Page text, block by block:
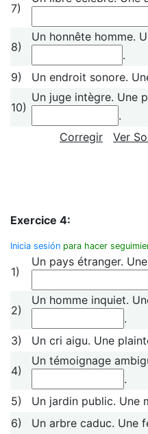
7)
8)
Un honnête homme.
.
9)
Un endroit sonore.
10)
Un juge intègre. Une
.
Corregir
Ver
Exercice 4:
Inicia sesión para hacer
1)
Un pays étranger.
2)
Un homme inquiet.
.
3)
Un cri aigu. Une
4)
Un témoignage
.
5)
Un jardin public. Une
6)
Un arbre caduc. Une